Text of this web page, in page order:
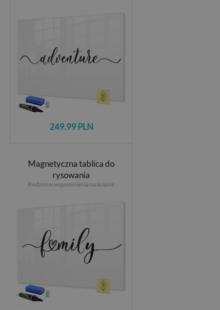
249.99 PLN
Magnetyczna tablica do
rysowania
Rodzinne wspomnienia na ścianie